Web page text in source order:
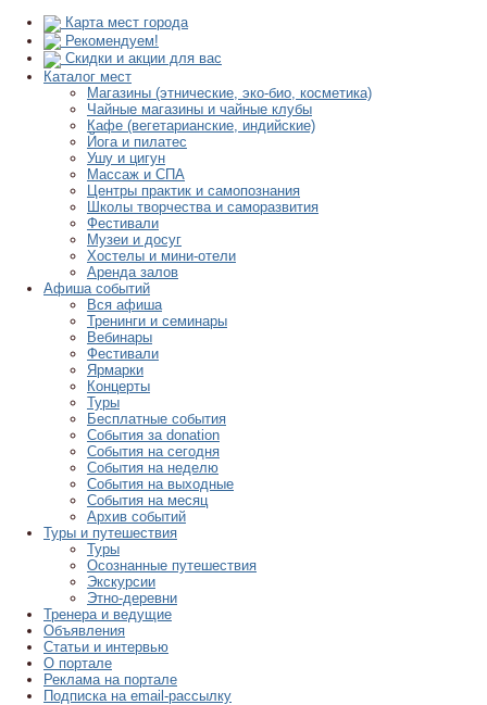
Карта мест города
Рекомендуем!
Скидки и акции для вас
Каталог мест
Магазины (этнические, эко-био, косметика)
Чайные магазины и чайные клубы
Кафе (вегетарианские, индийские)
Йога и пилатес
Ушу и цигун
Массаж и СПА
Центры практик и самопознания
Школы творчества и саморазвития
Фестивали
Музеи и досуг
Хостелы и мини-отели
Аренда залов
Афиша событий
Вся афиша
Тренинги и семинары
Вебинары
Фестивали
Ярмарки
Концерты
Туры
Бесплатные события
События за donation
События на сегодня
События на неделю
События на выходные
События на месяц
Архив событий
Туры и путешествия
Туры
Осознанные путешествия
Экскурсии
Этно-деревни
Тренера и ведущие
Объявления
Статьи и интервью
О портале
Реклама на портале
Подписка на email-рассылку